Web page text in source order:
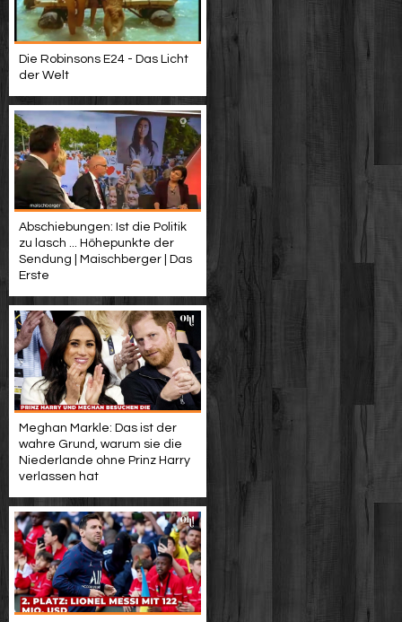
Die Robinsons E24 - Das Licht
der Welt
Abschiebungen: Ist die Politik
zu lasch ... Höhepunkte der
Sendung | Maischberger | Das
Erste
Meghan Markle: Das ist der
wahre Grund, warum sie die
Niederlande ohne Prinz Harry
verlassen hat